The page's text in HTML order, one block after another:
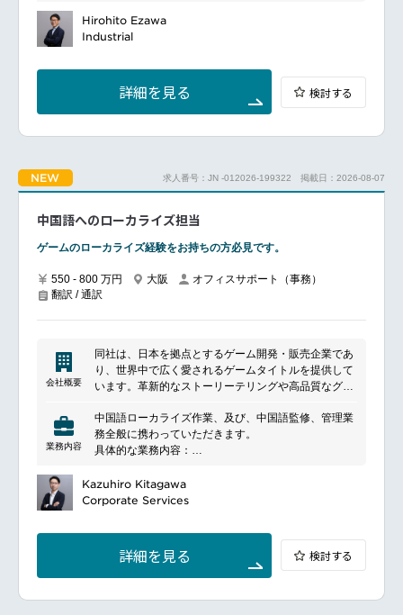
き込む合意形成・実行推進の経験を積める環境です
技術×ビジネスのハイブリッドスキル（企画・要件定
義・開発推進）を蓄積できるキャリア機会があります
リモートワークを推進しており、フレックスタイム制
も導入しています。主体的な働き方を選択できます
━━━━━━━━━━━━━━━#spotlightjob2
将来的には管理職としてピープルマネジメントにチャ
レンジ頂くか、エキスパートとして更なる専門性を磨
経験や意欲に応じて、より上流の戦略案件に関わって
いただくようなキャリパスもございます。
プで、様々な経験を積むことが出来ます。
るだけでなく、戦略/企画⽴案から⼊ることができ、主
スタイル設計・推進経験、経営にかかる業務知識など
まだ⽴ち上げたばかりの組織のため、⼀緒に組織を作
リモートワークを推進（フルリモート）しており、フ
レックスタイム制の導⼊も⾏っております。社員の主
体的な働き⽅が選択できます。
━━━━━━━━━━━━━━━#spotlightjob2
す。
具体的な業務内容：
ースまで、エンドツーエンドで管理。スコープ定義、
マイルストーン設定、期限遵守を徹底する
要件定義・ヒアリングリクルーターやビジネスリード
へのインタビューを通じて現場の課題（ペインポイン
コミュニケーションハブデイリースタンドアップ、週
ファシリテートし、VPoEやビジネスリードが常に開
発状況を把握できる状態を作る
バック遅延、リソース変更など、リリース遅延につな
がる要因を先回りして特定・解消する
用」へのスムーズな移行を支援する
Hirohito Ezawa
Industrial
詳細を見る 検討する
NEW 求人番号：JN -012026-199322 掲載日：2026-08-07
中国語へのローカライズ担当
ゲームのローカライズ経験をお持ちの方必見です。
550 - 800 万円 大阪
オフィスサポート（事務）
翻訳 / 通訳
会社概要
同社は、日本を拠点とするゲーム開発・販売企業であ
り、世界中で広く愛されるゲームタイトルを提供して
います。革新的なストーリーテリングや高品質なグラ
ざまなプラットフォームでゲーマーに楽しさと興奮を
提供しています。同社は長年にわたり、数々のヒット
作品を生み出し、ゲーム業界でのリーダーシップを築
インメント施設の運営など、幅広い分野で事業展開を
行っています。
業務内容
中国語ローカライズ作業、及び、中国語監修、管理業
務全般に携わっていただきます。
具体的な業務内容：
の翻訳（日本語／英語→中国語）、言語チェック業務
中国語簡体字の言語チェック業務（校正、LQA業務）
中国語ボイス収録支援
海外版コンテンツに対する意見提供
Kazuhiro Kitagawa
Corporate Services
詳細を見る 検討する